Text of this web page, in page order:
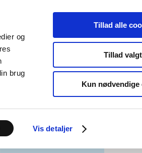
og
brug
Vis detaljer
Tillad alle
Tillad
Kun nødvendige
Særlige
produktområder